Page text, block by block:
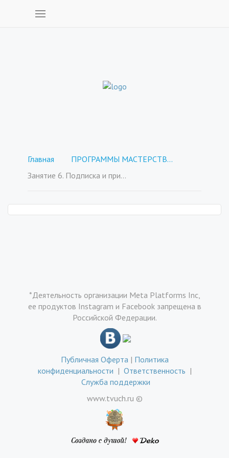
Главная
ПРОГРАММЫ МАСТЕРСТВА - покупка отдельных курсов
Занятие 6. Подписка и прием платежей.
*Деятельность организации Meta Platforms Inc,
ее продуктов Instagram и Facebook запрещена в
Российской Федерации.
Публичная Оферта | Политика
конфиденциальности | Ответственность |
Служба поддержки
www.tvuch.ru ©